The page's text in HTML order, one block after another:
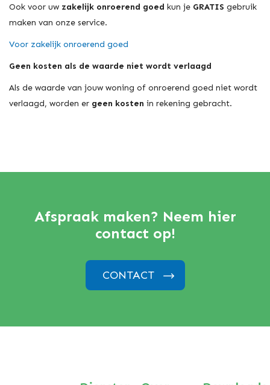
Ook voor uw zakelijk onroerend goed kun je GRATIS gebruik
maken van onze service.
Voor zakelijk onroerend goed
Geen kosten als de waarde niet wordt verlaagd
Als de waarde van jouw woning of onroerend goed niet wordt
verlaagd, worden er geen kosten in rekening gebracht.
Afspraak maken? Neem hier
contact op!
CONTACT